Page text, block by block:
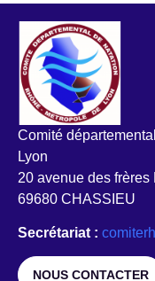
Comité
Lyon
20 avenue des frères
69680 CHASSIEU
Secrétariat :
NOUS CONTACTER